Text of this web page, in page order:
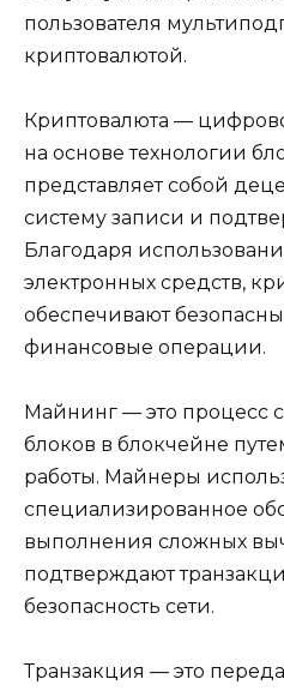
пользователя
криптовалютой.​
Криптовалюта —
на основе тeхнологии
представляет собой
систему записи и
Благодаря
электронных средств,
обеспечивают
финансовые операции.​
Майнинг — это процесс
блоков в блокчейне
работы. Майнеры
специализированное
выполнения cложных
подтверждают
безопасность сети.​
Транзакция — это